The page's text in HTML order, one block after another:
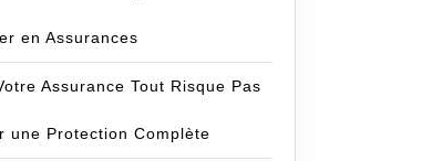
en Assurances
Assurance Tout Risque Pas
une Protection Complète